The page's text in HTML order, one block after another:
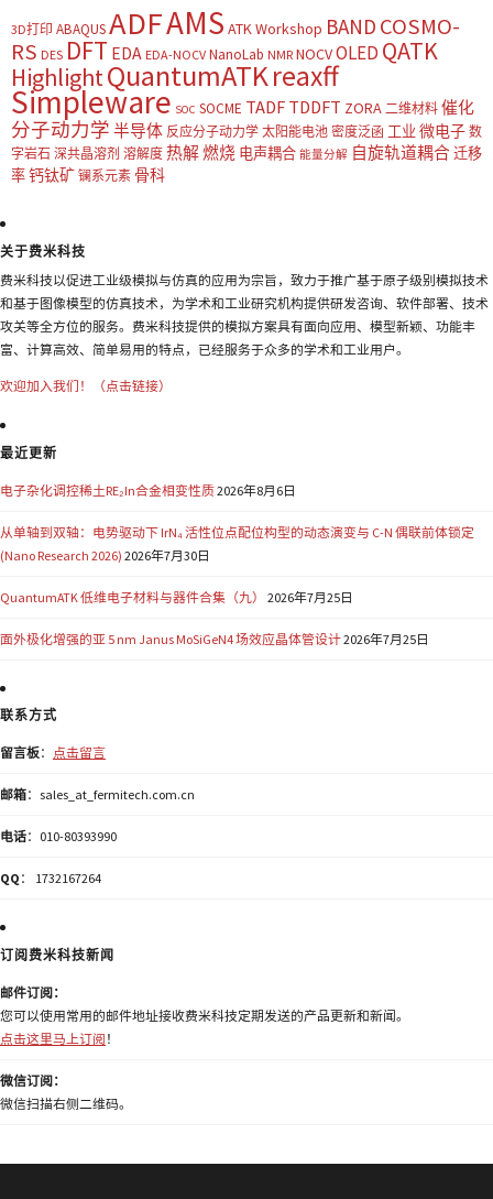
3D打印 ABAQUSADFAMS ATK Workshop BAND COSMO-
RS DES DFT EDA EDA-NOCV NanoLab NMR NOCVOLED QATK
HighlightQuantumATKreaxff
Simpleware SOC SOCME TADF TDDFT ZORA 二维材料 催化
分子动力学 半导体 反应分子动力学 太阳能电池 密度泛函 工业 微电子 数
字岩石 深共晶溶剂 溶解度 热解燃烧 电声耦合 能量分解 自旋轨道耦合迁移
率钙钛矿 镧系元素 骨科
关于费米科技
费米科技以促进工业级模拟与仿真的应用为宗旨，致力于推广基于原子级别模拟技术
和基于图像模型的仿真技术，为学术和工业研究机构提供研发咨询、软件部署、技术
攻关等全方位的服务。费米科技提供的模拟方案具有面向应用、模型新颖、功能丰
富、计算高效、简单易用的特点，已经服务于众多的学术和工业用户。
欢迎加入我们！（点击链接）
最近更新
电子杂化调控稀土RE₂In合金相变性质2026年8月6日
从单轴到双轴：电势驱动下 IrN₄ 活性位点配位构型的动态演变与 C-N 偶联前体锁定
(Nano Research 2026) 2026年7月30日
QuantumATK 低维电子材料与器件合集（九） 2026年7月25日
面外极化增强的亚 5 nm Janus MoSiGeN4 场效应晶体管设计2026年7月25日
联系方式
留言板： 点击留言
邮箱：sales_at_fermitech.com.cn
电话：010-80393990
QQ ： 1732167264
订阅费米科技新闻
邮件订阅：
您可以使用常用的邮件地址接收费米科技定期发送的产品更新和新闻。
点击这里马上订阅 ！
微信订阅：
微信扫描右侧二维码。